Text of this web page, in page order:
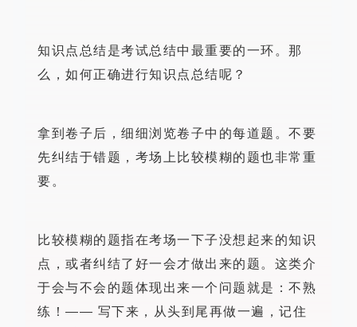
知识点总结是考试总结中最重要的一环。那
么，如何正确进行知识点总结呢？
拿到卷子后，细细浏览卷子中的每道题。不要
先纠结于错题，考场上比较模糊的题也非常重
要。
比较模糊的题指在考场一下子没想起来的知识
点，或者纠结了好一会才做出来的题。这类介
于会与不会的题体现出来一个问题就是：不熟
练！—— 写下来，从头到尾再做一遍，记住